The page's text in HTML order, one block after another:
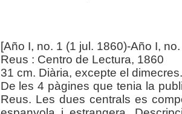
[Año I, no. 1 (1 jul. 1860)-Año I,
Reus : Centro de Lectura, 1860
31 cm. Diària, excepte el dimecres.
De les 4 pàgines que tenia la
Reus. Les dues centrals es